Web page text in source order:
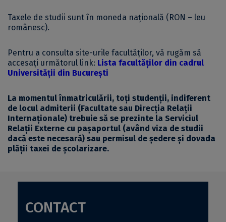
Taxele de studii sunt în moneda națională (RON – leu
românesc).
Pentru a consulta site-urile facultăților, vă rugăm să
accesați următorul link: Lista facultăților din cadrul
Universității din București
La momentul înmatriculării, toți studenții, indiferent
de locul admiterii (Facultate sau Direcția Relații
Internaționale) trebuie să se prezinte la Serviciul
Relații Externe cu pașaportul (având viza de studii
dacă este necesară) sau permisul de ședere și dovada
plății taxei de școlarizare.
CONTACT